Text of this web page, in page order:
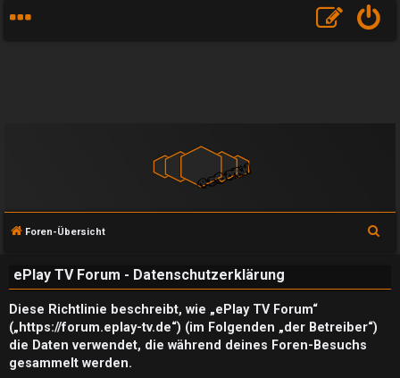
Foren-Übersicht
ePlay TV Forum - Datenschutzerklärung
Diese Richtlinie beschreibt, wie „ePlay TV Forum“
(„https://forum.eplay-tv.de“) (im Folgenden „der Betreiber“)
die Daten verwendet, die während deines Foren-Besuchs
gesammelt werden.